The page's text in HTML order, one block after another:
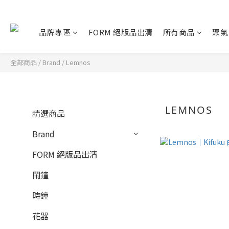
品牌專區 FORM 絕版品出清 所有商品 聚
全部商品 / Brand / Lemnos
精選商品
Brand
FORM 絕版品出清
鬧鐘
時鐘
花器
LEMNOS